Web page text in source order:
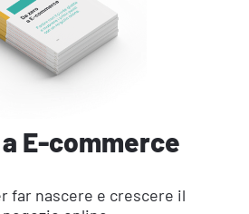
E-commerce
far nascere e crescere il